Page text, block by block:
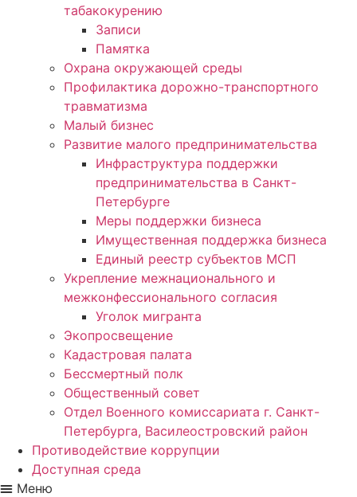
табакокурению
Записи
Памятка
Охрана окружающей среды
Профилактика дорожно-транспортного
травматизма
Малый бизнес
Развитие малого предпринимательства
Инфраструктура поддержки
предпринимательства в Санкт-
Петербурге
Меры поддержки бизнеса
Имущественная поддержка бизнеса
Единый реестр субъектов МСП
Укрепление межнационального и
межконфессионального согласия
Уголок мигранта
Экопросвещение
Кадастровая палата
Бессмертный полк
Общественный совет
Отдел Военного комиссариата г. Санкт-
Петербурга, Василеостровский район
Противодействие коррупции
Доступная среда
Меню